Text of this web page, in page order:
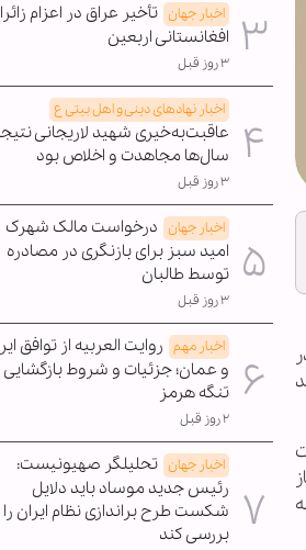
اخبار جهان تأخیر عراق در اعزام
افغانستانی اربعین
۳ روز قبل
اخبار نهادهای دینی و اهل بیتی ع
عاقبت‌به‌خیری شهید لاریجانی
سال‌ها مجاهدت و اخلاص بود
۳ روز قبل
اخبار جهان درخواست مالک شهرک
امید سبز برای بازنگری در مصادره
توسط طالبان
۳ روز قبل
اخبار مهم روایت العربیه از توافق
و عمان؛ جزئیات و شروط بازگشایی
تنگه هرمز
۲ روز قبل
اخبار جهان تحلیلگر صهیونیست:
رئیس جدید موساد باید دلایل
شکست طرح براندازی نظام ایران را
بررسی کند